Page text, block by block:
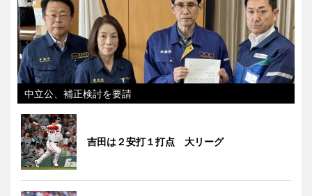
中立公、補正検討を要請
吉田は２安打１打点 大リーグ